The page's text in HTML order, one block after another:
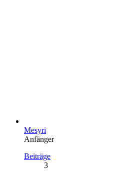
Mesyri
Anfänger
Beiträge
3